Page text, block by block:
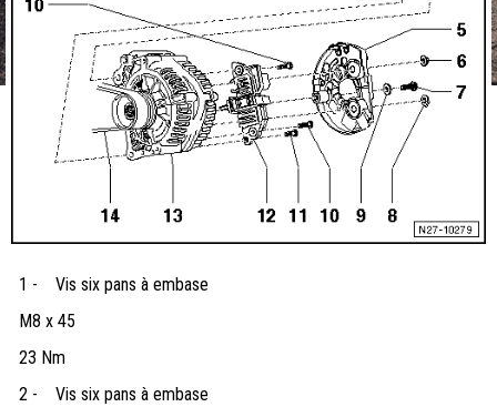
1 -
Vis six pans à embase
M8 x 45
23 Nm
2 -
Vis six pans à embase